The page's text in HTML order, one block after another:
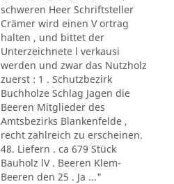
schweren Heer Schriftsteller
Crämer wird einen V ortrag
halten , und bittet der
Unterzeichnete l verkausi
werden und zwar das Nutzholz
zuerst : 1 . Schutzbezirk
Buchholze Schlag Jagen die
Beeren Mitglieder des
Amtsbezirks Blankenfelde ,
recht zahlreich zu erscheinen.
48. Liefern . ca 679 Stück
Bauholz lV . Beeren Klem-
Beeren den 25 . Ja ..."